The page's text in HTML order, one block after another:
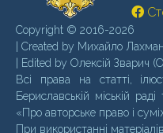
Copyright © 2016-2026
| Created by Михайло
| Edited by Олексій Зварич
Всі права на статті,
Бериславській міській
«Про авторське право і
При використанні